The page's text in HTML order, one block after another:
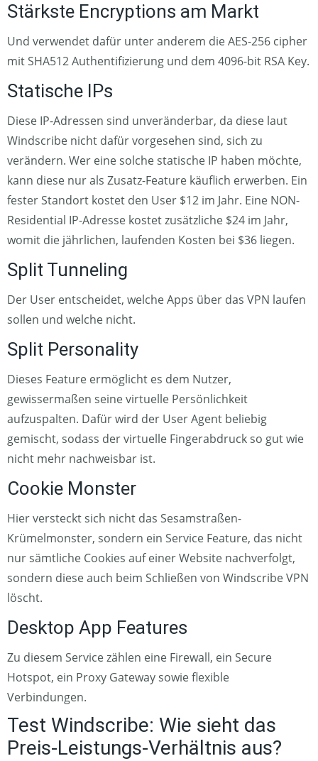
Stärkste Encryptions am Markt
Und verwendet dafür unter anderem die AES-256 cipher
mit SHA512 Authentifizierung und dem 4096-bit RSA Key.
Statische IPs
Diese IP-Adressen sind unveränderbar, da diese laut
Windscribe nicht dafür vorgesehen sind, sich zu
verändern. Wer eine solche statische IP haben möchte,
kann diese nur als Zusatz-Feature käuflich erwerben. Ein
fester Standort kostet den User $12 im Jahr. Eine NON-
Residential IP-Adresse kostet zusätzliche $24 im Jahr,
womit die jährlichen, laufenden Kosten bei $36 liegen.
Split Tunneling
Der User entscheidet, welche Apps über das VPN laufen
sollen und welche nicht.
Split Personality
Dieses Feature ermöglicht es dem Nutzer,
gewissermaßen seine virtuelle Persönlichkeit
aufzuspalten. Dafür wird der User Agent beliebig
gemischt, sodass der virtuelle Fingerabdruck so gut wie
nicht mehr nachweisbar ist.
Cookie Monster
Hier versteckt sich nicht das Sesamstraßen-
Krümelmonster, sondern ein Service Feature, das nicht
nur sämtliche Cookies auf einer Website nachverfolgt,
sondern diese auch beim Schließen von Windscribe VPN
löscht.
Desktop App Features
Zu diesem Service zählen eine Firewall, ein Secure
Hotspot, ein Proxy Gateway sowie flexible
Verbindungen.
Test Windscribe: Wie sieht das
Preis-Leistungs-Verhältnis aus?